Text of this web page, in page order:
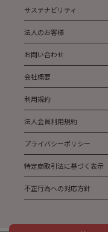
サステナビリティ
法人のお客様
お問い合わせ
会社概要
利用規約
法人会員利用規約
プライバシーポリシー
特定商取引法に基づく表示
不正行為への対応方針